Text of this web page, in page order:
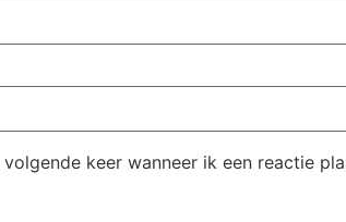
keer wanneer ik een reactie